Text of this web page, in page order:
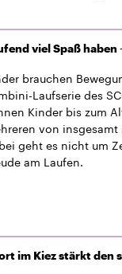
viel Spaß
brauchen
Laufserie des
Kinder bis zum
von
geht es nicht um
am Laufen.
im Kiez stärkt den